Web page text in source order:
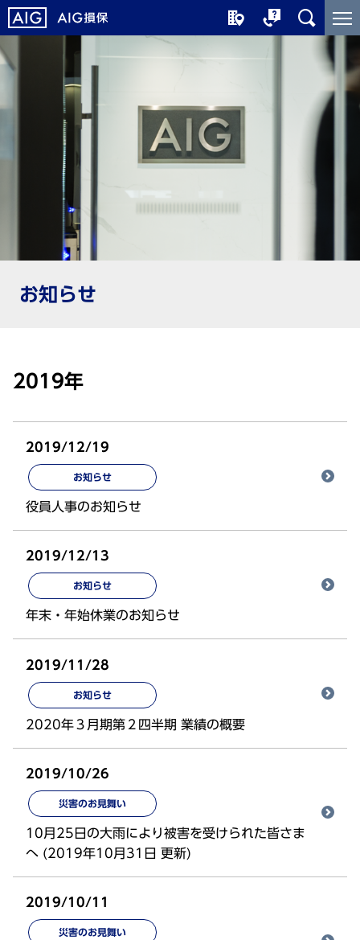
メ
イ
ン
コ
テ
こ
こ
か
ら
イ
お知らせ
2019年
2019/12/19
お知らせ
役員人事のお知らせ
2019/12/13
お知らせ
年末・年始休業のお知らせ
2019/11/28
お知らせ
2020年３月期第２四半期 業績の概要
2019/10/26
災害のお見舞い
10月25日の大雨により被害を受けられた皆さま
へ (2019年10月31日 更新)
2019/10/11
災害のお見舞い